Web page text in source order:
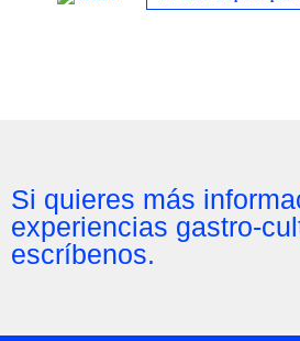
Si quieres más
experiencias gastro-
escríbenos.